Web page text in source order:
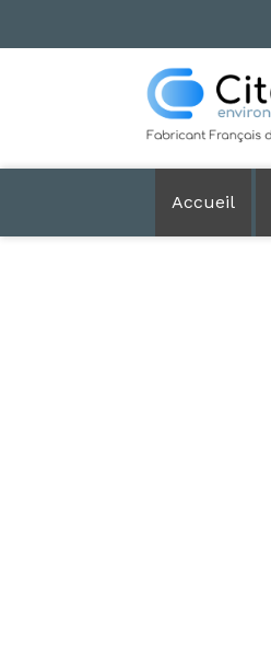
Accueil